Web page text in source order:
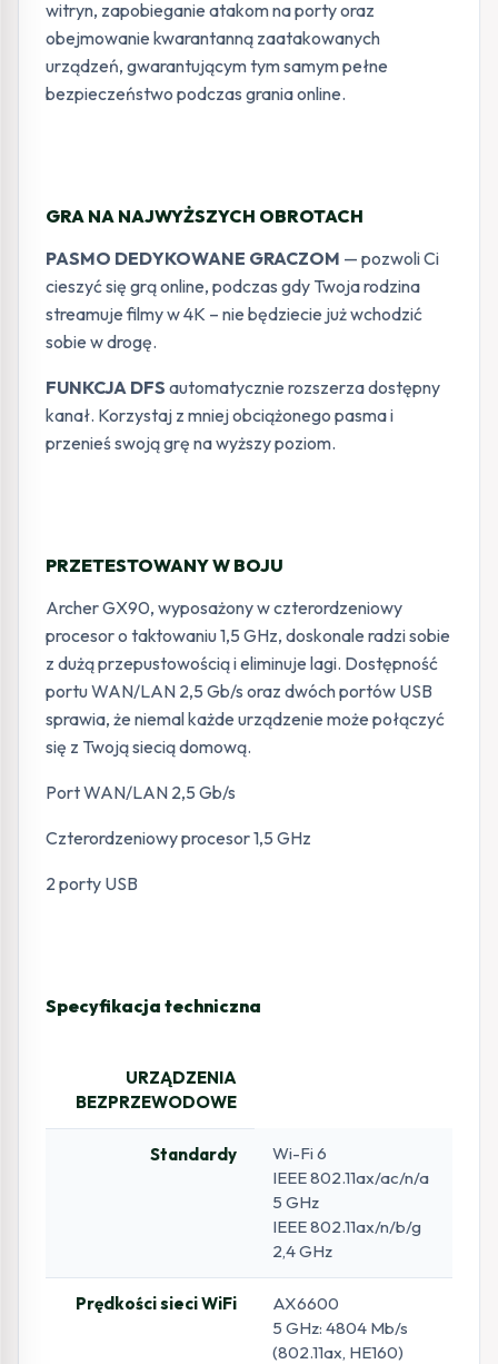
witryn, zapobieganie atakom na porty oraz
obejmowanie kwarantanną zaatakowanych
urządzeń, gwarantującym tym samym pełne
bezpieczeństwo podczas grania online.
GRA NA NAJWYŻSZYCH OBROTACH
PASMO DEDYKOWANE GRACZOM — pozwoli Ci
cieszyć się grą online, podczas gdy Twoja rodzina
streamuje filmy w 4K – nie będziecie już wchodzić
sobie w drogę.
FUNKCJA DFS automatycznie rozszerza dostępny
kanał. Korzystaj z mniej obciążonego pasma i
przenieś swoją grę na wyższy poziom.
PRZETESTOWANY W BOJU
Archer GX90, wyposażony w czterordzeniowy
procesor o taktowaniu 1,5 GHz, doskonale radzi sobie
z dużą przepustowością i eliminuje lagi. Dostępność
portu WAN/LAN 2,5 Gb/s oraz dwóch portów USB
sprawia, że niemal każde urządzenie może połączyć
się z Twoją siecią domową.
Port WAN/LAN 2,5 Gb/s
Czterordzeniowy procesor 1,5 GHz
2 porty USB
Specyfikacja techniczna
URZĄDZENIA
BEZPRZEWODOWE
Standardy
Wi-Fi 6
IEEE 802.11ax/ac/n/a
5 GHz
IEEE 802.11ax/n/b/g
2,4 GHz
Prędkości sieci WiFi
AX6600
5 GHz: 4804 Mb/s
(802.11ax, HE160)